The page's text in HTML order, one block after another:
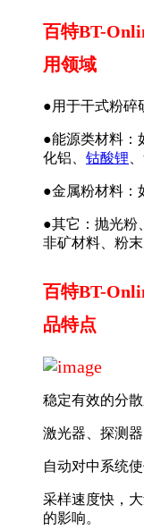
百特BT-
用领域
●用于干式粉碎
●能源类材料：
化铝、 钴酸锂
●金属粉材料：
●其它：抛光粉
非矿材料、粉
百特BT-
品特点
稳定有效的分散
激光器、探测
自动对中系统
采样速度快，
的影响。